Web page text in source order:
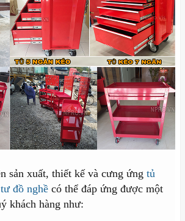
sản xuất, thiết kế và cưng ứng tủ
đồ nghề có thể đáp ứng được một
khách hàng như: